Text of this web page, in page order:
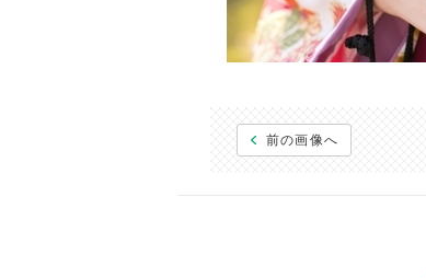
前の画像へ